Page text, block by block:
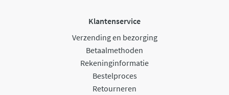
Klantenservice
Verzending en bezorging
Betaalmethoden
Rekeninginformatie
Bestelproces
Retourneren